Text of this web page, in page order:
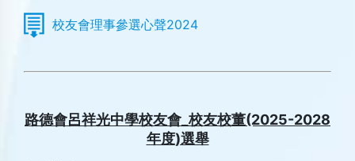
校友會理事參選心聲2024
路德會呂祥光中學校友會_校友校董(2025-2028
年度)選舉